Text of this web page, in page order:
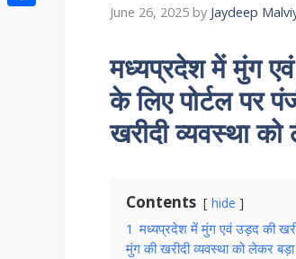
June 26, 2025 by Jaydeep
मध्यप्रदेश में मुंग
के लिए पोर्टल पर
खरीदी व्यवस्था
Contents hide
1 मध्यप्रदेश में मुंग एवं उड़द की
मुंग की खरीदी व्यवस्था को लेकर